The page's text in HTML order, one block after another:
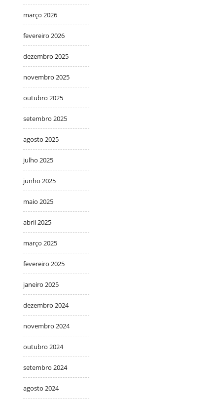
março 2026
fevereiro 2026
dezembro 2025
novembro 2025
outubro 2025
setembro 2025
agosto 2025
julho 2025
junho 2025
maio 2025
abril 2025
março 2025
fevereiro 2025
janeiro 2025
dezembro 2024
novembro 2024
outubro 2024
setembro 2024
agosto 2024